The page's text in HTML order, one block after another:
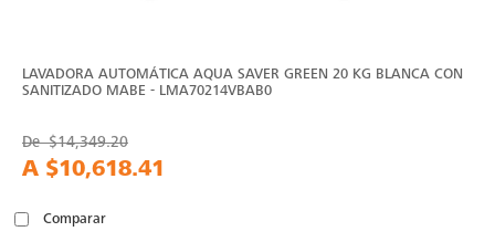
LAVADORA AUTOMÁTICA AQUA SAVER GREEN 20 KG BLANCA CON
SANITIZADO MABE - LMA70214VBAB0
De$14,349.20
A $10,618.41
Comparar